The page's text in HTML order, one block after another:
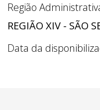
Região
REGIÃO XIV - SÃO
Data da